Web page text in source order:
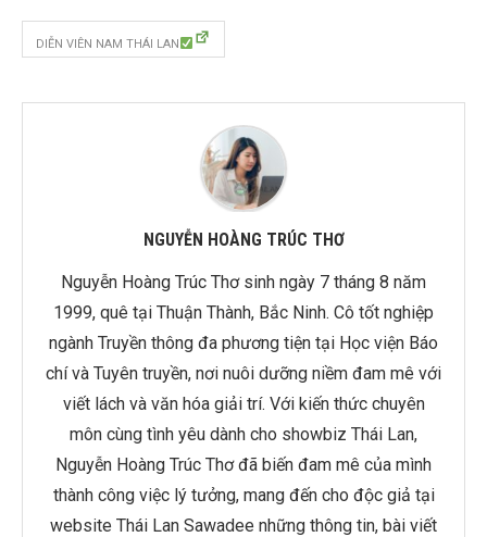
DIỄN VIÊN NAM THÁI LAN
NGUYỄN HOÀNG TRÚC THƠ
Nguyễn Hoàng Trúc Thơ sinh ngày 7 tháng 8 năm
1999, quê tại Thuận Thành, Bắc Ninh. Cô tốt nghiệp
ngành Truyền thông đa phương tiện tại Học viện Báo
chí và Tuyên truyền, nơi nuôi dưỡng niềm đam mê với
viết lách và văn hóa giải trí. Với kiến thức chuyên
môn cùng tình yêu dành cho showbiz Thái Lan,
Nguyễn Hoàng Trúc Thơ đã biến đam mê của mình
thành công việc lý tưởng, mang đến cho độc giả tại
website Thái Lan Sawadee những thông tin, bài viết